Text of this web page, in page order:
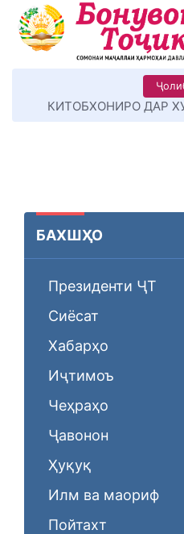
БАХШҲО
Президенти ҶТ
Сиёсат
Хабарҳо
Иҷтимоъ
Чеҳраҳо
Ҷавонон
Ҳуқуқ
Илм ва маориф
Пойтахт